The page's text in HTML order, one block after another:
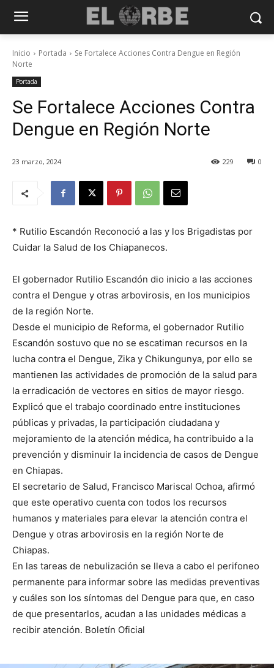
Inicio Portada
Se Fortalece Acciones Contra Dengue en Región
Norte
Portada
Se Fortalece Acciones Contra
Dengue en Región Norte
23 marzo, 2024 0
229
* Rutilio Escandón Reconoció a las y los Brigadistas por
Cuidar la Salud de los Chiapanecos.
El gobernador Rutilio Escandón dio inicio a las acciones
contra el Dengue y otras arbovirosis, en los municipios
de la región Norte.
Desde el municipio de Reforma, el gobernador Rutilio
Escandón sostuvo que no se escatiman recursos en la
lucha contra el Dengue, Zika y Chikungunya, por ello se
mantienen las actividades de promoción de la salud para
la erradicación de vectores en sitios de mayor riesgo.
Explicó que el trabajo coordinado entre instituciones
públicas y privadas, la participación ciudadana y
mejoramiento de la atención médica, ha contribuido a la
prevención y disminuir la incidencia de casos de Dengue
en Chiapas.
El secretario de Salud, Francisco Mariscal Ochoa, afirmó
que este operativo cuenta con todos los recursos
humanos y materiales para elevar la atención contra el
Dengue y otras arbovirosis en la región Norte de
Chiapas.
En las tareas de nebulización se lleva a cabo el perifoneo
permanente para informar sobre las medidas preventivas
y cuáles son los síntomas del Dengue para que, en caso
de que presentarlos, acudan a las unidades médicas a
recibir atención. Boletín Oficial